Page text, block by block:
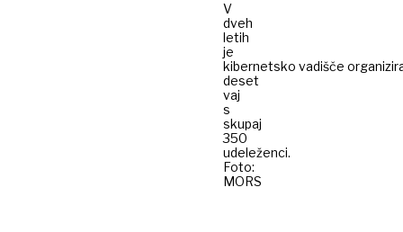
V
dveh
letih
je
kibernetsko vadišče
deset
vaj
s
skupaj
350
udeleženci.
Foto:
MORS